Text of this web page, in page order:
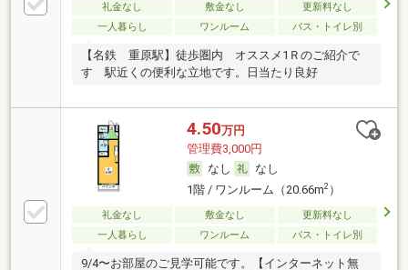
礼金なし 敷金なし
更新料なし
一人暮らし
ワンルーム バス・トイレ別
【名鉄 重原駅】徒歩圏内 オススメ1Ｒのご紹介で
す 駅近くの便利な立地です。日当たり良好
4.50万円
管理費3,000円
なし
なし
1階 / ワンルーム（20.66m2）
礼金なし 敷金なし
更新料なし
一人暮らし
ワンルーム バス・トイレ別
9/4〜お部屋のご見学可能です。【インターネット無